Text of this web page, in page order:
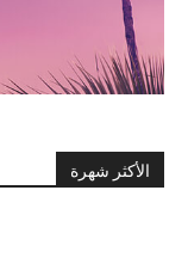
الأكثر شهرة